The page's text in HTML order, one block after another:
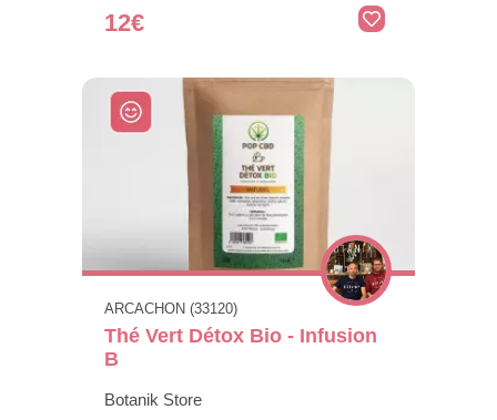
12€
ARCACHON (33120)
Thé Vert Détox Bio - Infusion
B
Botanik Store